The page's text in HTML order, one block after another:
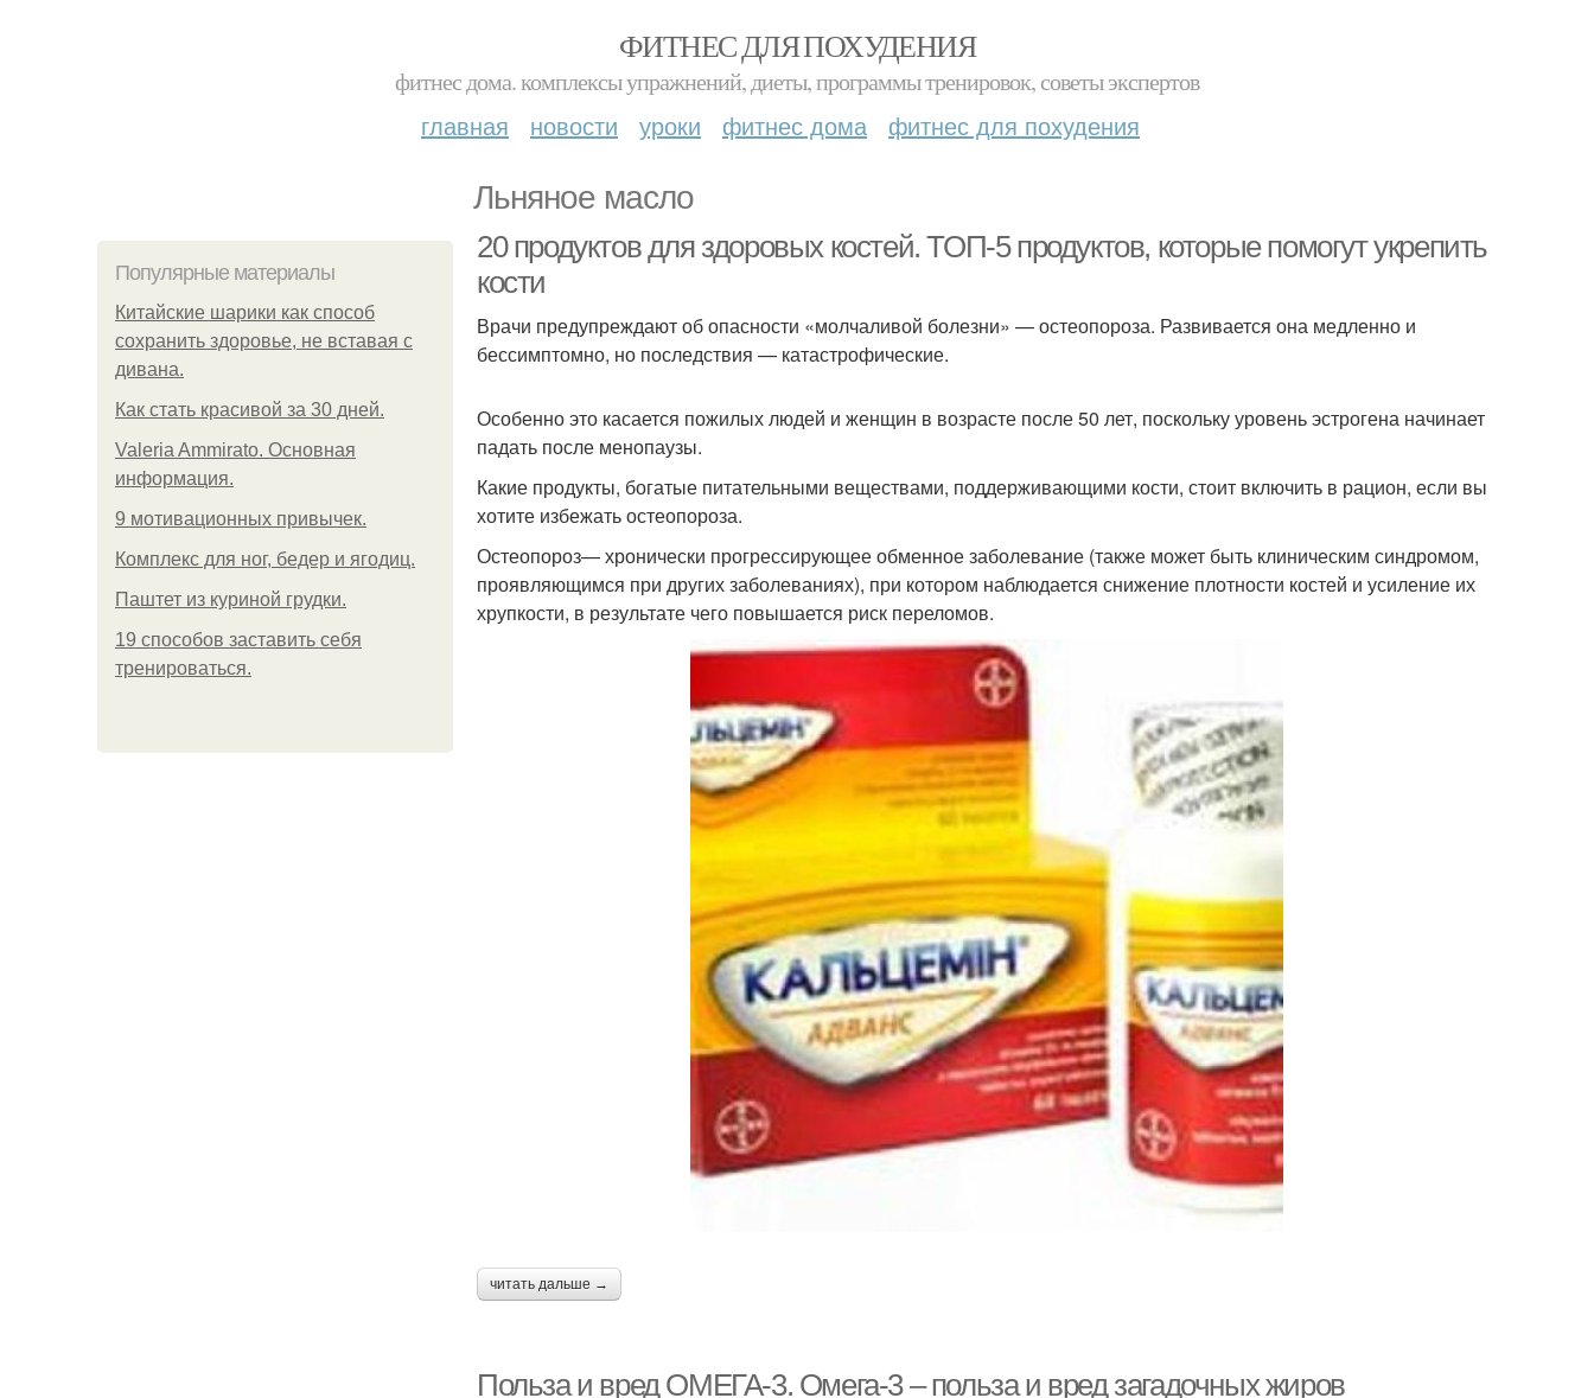
ФИТНЕС ДЛЯ ПОХУДЕНИЯ
фитнес дома. комплексы упражнений, диеты, программы тренировок, советы экспертов
главная новости уроки фитнес дома фитнес для похудения
Льняное масло
Популярные материалы
Китайские шарики как способ
сохранить здоровье, не вставая с
дивана.
Как стать красивой за 30 дней.
Valeria Ammirato. Основная
информация.
9 мотивационных привычек.
Комплекс для ног, бедер и ягодиц.
Паштет из куриной грудки.
19 способов заставить себя
тренироваться.
20 продуктов для здоровых костей. ТОП-5 продуктов, которые помогут укрепить
кости
Врачи предупреждают об опасности «молчаливой болезни» — остеопороза. Развивается она медленно и
бессимптомно, но последствия — катастрофические.
Особенно это касается пожилых людей и женщин в возрасте после 50 лет, поскольку уровень эстрогена начинает
падать после менопаузы.
Какие продукты, богатые питательными веществами, поддерживающими кости, стоит включить в рацион, если вы
хотите избежать остеопороза.
Остеопороз— хронически прогрессирующее обменное заболевание (также может быть клиническим синдромом,
проявляющимся при других заболеваниях), при котором наблюдается снижение плотности костей и усиление их
хрупкости, в результате чего повышается риск переломов.
читать дальше →
Польза и вред ОМЕГА-3. Омега-3 – польза и вред загадочных жиров